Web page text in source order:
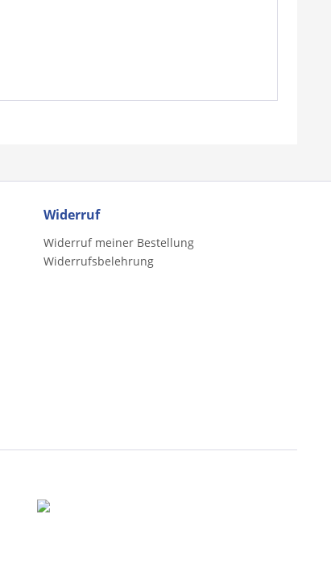
Widerruf
Widerruf meiner Bestellung
Widerrufsbelehrung